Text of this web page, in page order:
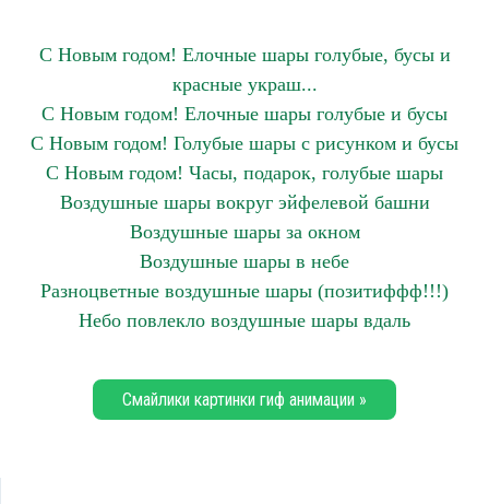
С Новым годом! Елочные шары голубые, бусы и
красные украш...
С Новым годом! Елочные шары голубые и бусы
С Новым годом! Голубые шары с рисунком и бусы
С Новым годом! Часы, подарок, голубые шары
Воздушные шары вокруг эйфелевой башни
Воздушные шары за окном
Воздушные шары в небе
Разноцветные воздушные шары (позитиффф!!!)
Небо повлекло воздушные шары вдаль
Смайлики картинки гиф анимации »